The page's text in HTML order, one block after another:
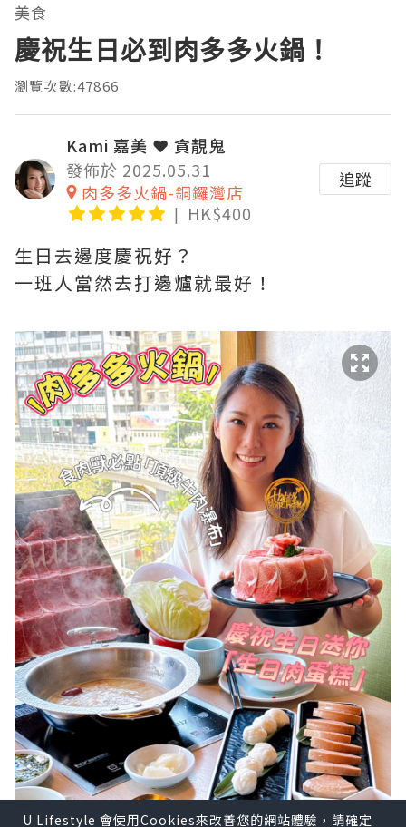
美食
慶祝生日必到肉多多火鍋！
瀏覽次數:47866
Kami 嘉美 ❤ 貪靚鬼
發佈於 2025.05.31
肉多多火鍋-銅鑼灣店
HK$400
追蹤
生日去邊度慶祝好？
一班人當然去打邊爐就最好！
U Lifestyle 會使用Cookies來改善您的網站體驗，請確定